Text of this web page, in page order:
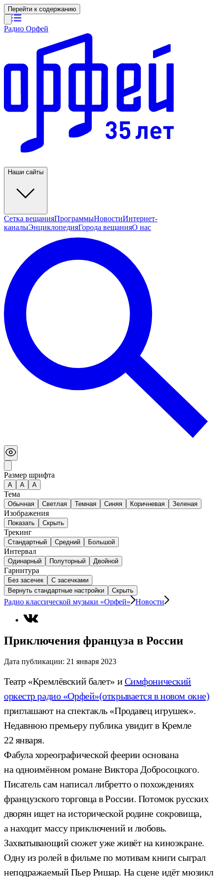
Перейти к содержанию
Радио Орфей
Наши сайты
Сетка вещанияПрограммыНовостиИнтернет-
каналыЭнциклопедияГорода вещанияО нас
Размер шрифта
А A A
Тема
Обычная Светлая Темная Синяя Коричневая Зеленая
Изображения
Показать Скрыть
Трекинг
Стандартный Средний Большой
Интервал
Одинарный Полуторный Двойной
Гарнитура
Без засечек
С засечками
Вернуть стандартные настройки
Скрыть
Радио классической музыки «Орфей» Новости
Приключения француза в России
Дата публикации: 21 января 2023
Театр «Кремлёвский балет» иСимфонический
оркестр радио «Орфей»(открывается в новом окне)
приглашают на спектакль «Продавец игрушек».
Недавнюю премьеру публика увидит в Кремле
22 января.
Фабула хореографической феерии основана
на одноимённом романе Виктора Добросоцкого.
Писатель сам написал либретто о похождениях
французского торговца в России. Потомок русских
дворян ищет на исторической родине сокровища,
а находит массу приключений и любовь.
Захватывающий сюжет уже живёт на киноэкране.
Одну из ролей в фильме по мотивам книги сыграл
неподражаемый Пьер Ришар. На сцене идёт мюзикл